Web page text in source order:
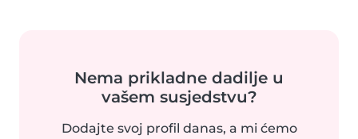
Nema prikladne dadilje u
vašem susjedstvu?
Dodajte svoj profil danas, a mi ćemo